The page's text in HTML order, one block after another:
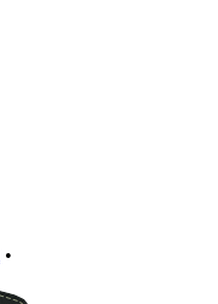
•